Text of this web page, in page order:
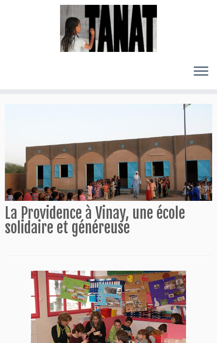
La Providence à Vinay, une école
solidaire et généreuse